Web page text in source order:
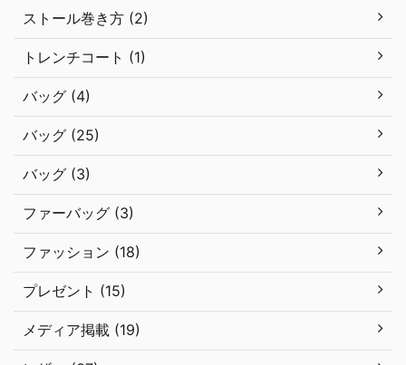
ストール巻き方 (2)
トレンチコート (1)
バッグ (4)
バッグ (25)
バッグ (3)
ファーバッグ (3)
ファッション (18)
プレゼント (15)
メディア掲載 (19)